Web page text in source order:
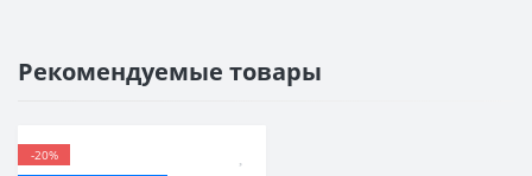
Рекомендуемые товары
-20%